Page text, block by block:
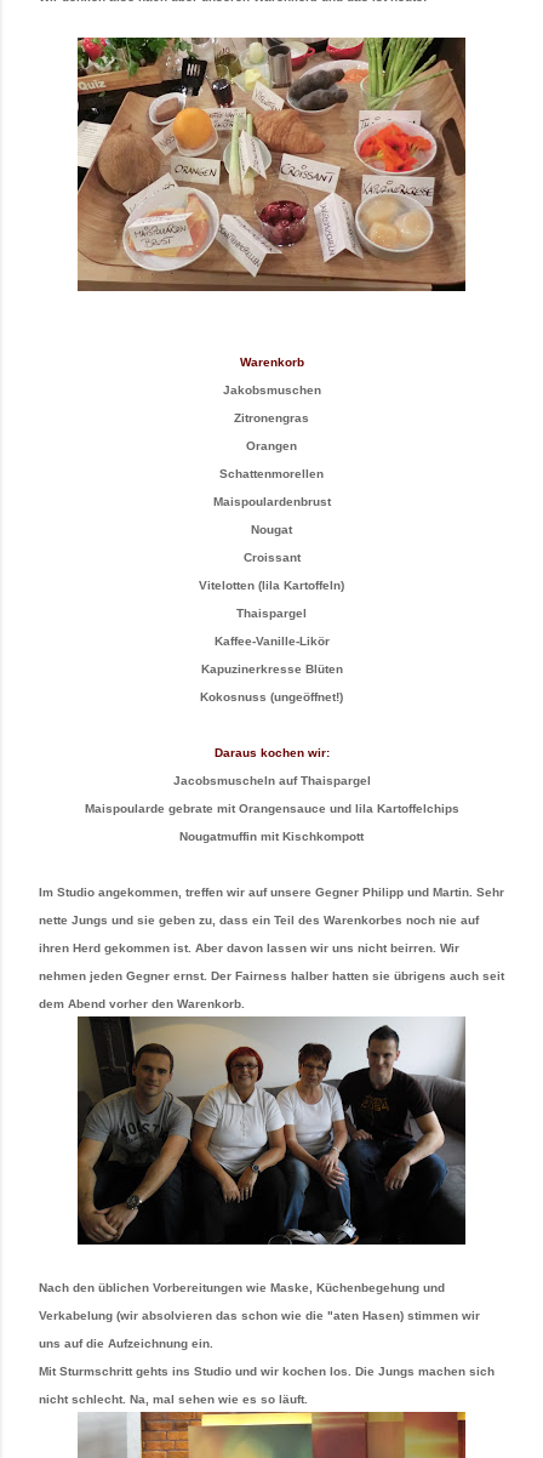
Warenkorb
Jakobsmuschen
Zitronengras
Orangen
Schattenmorellen
Maispoulardenbrust
Nougat
Croissant
Vitelotten (lila Kartoffeln)
Thaispargel
Kaffee-Vanille-Likör
Kapuzinerkresse Blüten
Kokosnuss (ungeöffnet!)
Daraus kochen wir:
Jacobsmuscheln auf Thaispargel
Maispoularde gebrate mit Orangensauce und lila Kartoffelchips
Nougatmuffin mit Kischkompott
Im Studio angekommen, treffen wir auf unsere Gegner Philipp und Martin. Sehr
nette Jungs und sie geben zu, dass ein Teil des Warenkorbes noch nie auf
ihren Herd gekommen ist. Aber davon lassen wir uns nicht beirren. Wir
nehmen jeden Gegner ernst. Der Fairness halber hatten sie übrigens auch seit
dem Abend vorher den Warenkorb.
Nach den üblichen Vorbereitungen wie Maske, Küchenbegehung und
Verkabelung (wir absolvieren das schon wie die "aten Hasen) stimmen wir
uns auf die Aufzeichnung ein.
Mit Sturmschritt gehts ins Studio und wir kochen los. Die Jungs machen sich
nicht schlecht. Na, mal sehen wie es so läuft.